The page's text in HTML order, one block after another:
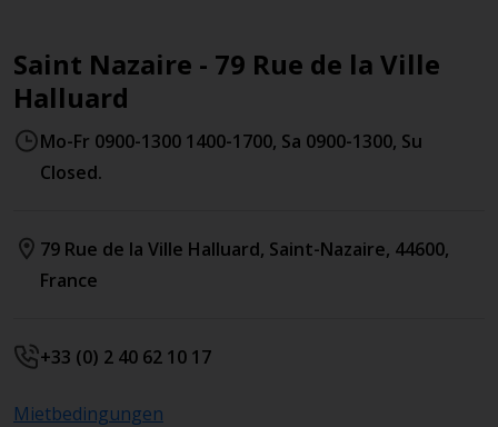
Saint Nazaire - 79 Rue de la Ville
Halluard
Mo-Fr 0900-1300 1400-1700, Sa 0900-1300, Su
Closed.
79 Rue de la Ville Halluard, Saint-Nazaire, 44600,
France
+33 (0) 2 40 62 10 17
Mietbedingungen